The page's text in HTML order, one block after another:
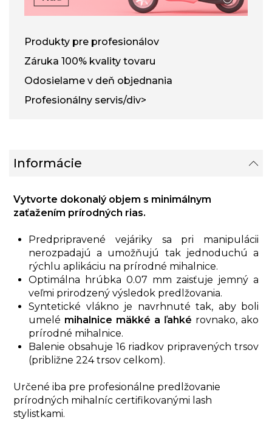
Produkty pre profesionálov
Záruka 100% kvality tovaru
Odosielame v deň objednania
Profesionálny servis/div>
Informácie
Vytvorte dokonalý objem s minimálnym
zaťažením prírodných rias.
Predpripravené vejáriky sa pri manipulácii
nerozpadajú a umožňujú tak jednoduchú a
rýchlu aplikáciu na prírodné mihalnice.
Optimálna hrúbka 0.07 mm zaisťuje jemný a
veľmi prirodzený výsledok predlžovania.
Syntetické vlákno je navrhnuté tak, aby boli
umelé mihalnice mäkké a ľahké rovnako, ako
prírodné mihalnice.
Balenie obsahuje 16 riadkov pripravených trsov
(približne 224 trsov celkom).
Určené iba pre profesionálne predlžovanie
prírodných mihalníc certifikovanými lash
stylistkami.